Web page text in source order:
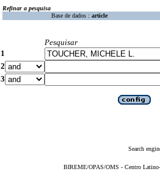
Refinar a pesquisa
Base de dados : article
Pesquisar
1
2
3
Search
BIREME/OPAS/OMS - Centro Latino-